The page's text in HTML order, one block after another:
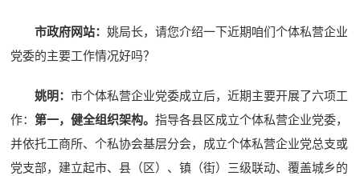
市政府网站：姚局长，请您介绍一下近期咱们个体私营企业
党委的主要工作情况好吗？
姚明：市个体私营企业党委成立后，近期主要开展了六项工
作：第一，健全组织架构。指导各县区成立个体私营企业党委，
并依托工商所、个私协会基层分会，成立个体私营企业党总支或
党支部，建立起市、县（区）、镇（街）三级联动、覆盖城乡的